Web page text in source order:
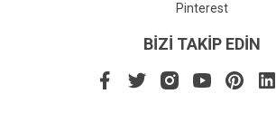
Pinterest
BİZİ TAKİP EDİN